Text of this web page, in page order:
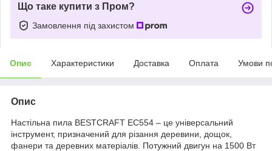
Що таке купити з Пром?
Замовлення під захистом
Опис Характеристики Доставка Оплата Умови
Опис
Настільна пила BESTCRAFT EC554 – це універсальний
інструмент, призначений для різання деревини, дощок,
фанери та деревних матеріалів. Потужний двигун на 1500 Вт